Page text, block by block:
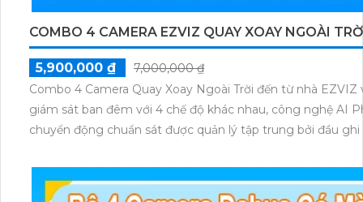
COMBO 4 CAMERA EZVIZ QUAY XOAY NGOÀI
5,900,000 ₫
7,000,000 ₫
Combo 4 Camera Quay Xoay Ngoài Trời đến từ nhà
giám sát ban đêm với 4 chế độ khác nhau, công nghệ AI
chuyển động chuẩn sát được quản lý tập trung bởi đầu